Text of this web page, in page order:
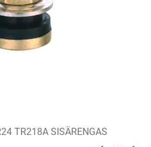
TR218A SISÄRENGAS